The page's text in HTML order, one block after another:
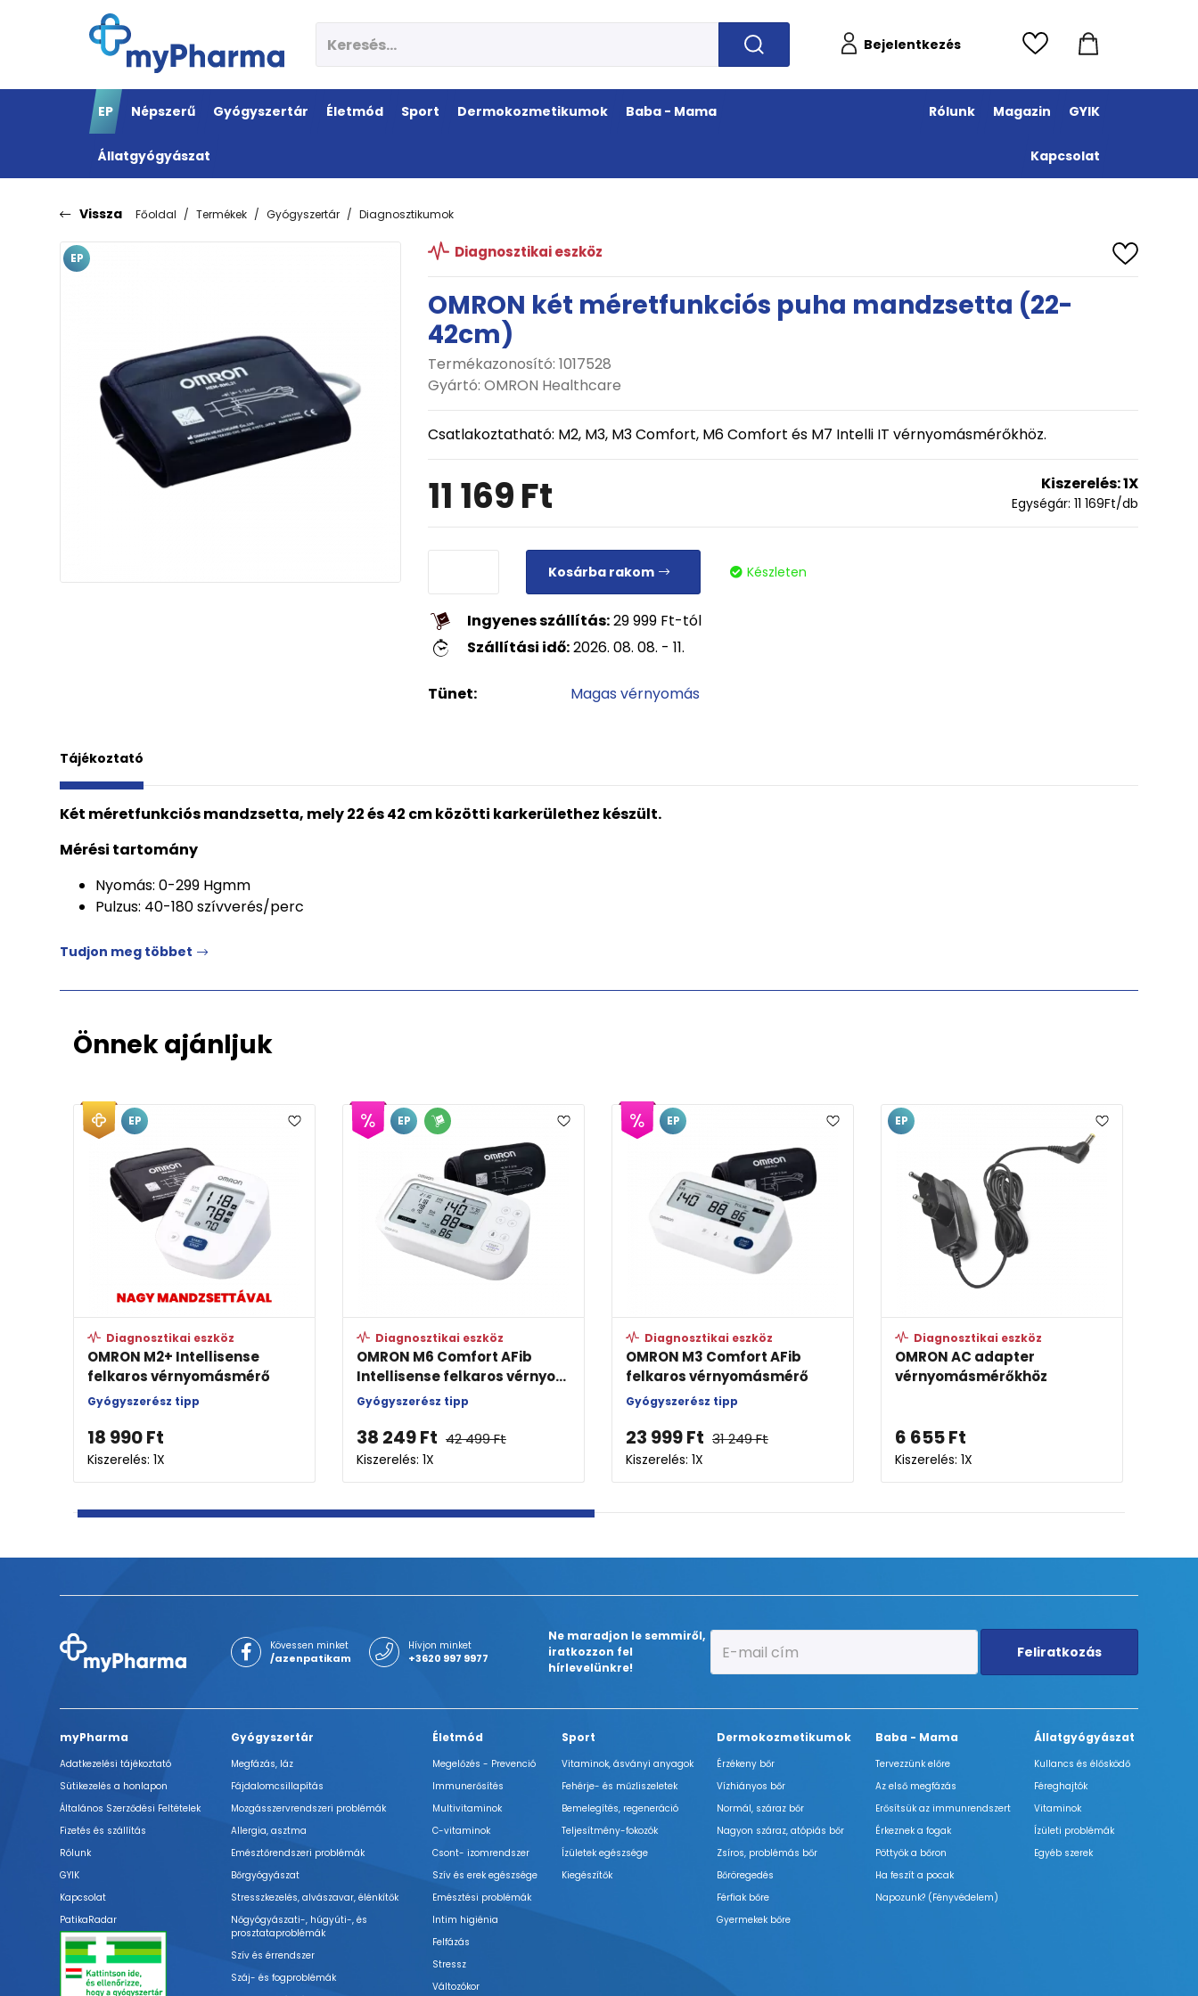
Bejelentkezés
EP Népszerű Gyógyszertár Életmód Sport Dermokozmetikumok Baba - Mama
Állatgyógyászat
Rólunk Magazin GYIK
Kapcsolat
Vissza Főoldal Termékek Gyógyszertár Diagnosztikumok
EP Diagnosztikai eszköz
OMRON két méretfunkciós puha mandzsetta (22-
42cm)
Termékazonosító: 1017528
Gyártó:OMRON Healthcare
Csatlakoztatható: M2, M3, M3 Comfort, M6 Comfort és M7 Intelli IT vérnyomásmérőkhöz.
11 169Ft Kiszerelés:1X
Egységár: 11 169Ft/db
Kosárba rakom Készleten
Ingyenes szállítás:29 999 Ft-tól
Szállítási idő:2026. 08. 08. - 11.
Tünet: Magas vérnyomás
Tájékoztató
Két méretfunkciós mandzsetta, mely 22 és 42 cm közötti karkerülethez készült.
Mérési tartomány
Nyomás: 0-299 Hgmm
Pulzus: 40-180 szívverés/perc
Tudjon meg többet
Önnek ajánljuk
Diagnosztikai eszköz
OMRON M2+ Intellisense
felkaros vérnyomásmérő
Gyógyszerész tipp
18 990Ft
Kiszerelés: 1X
EP
Diagnosztikai eszköz
OMRON M6 Comfort AFib
Intellisense felkaros vérnyo...
Gyógyszerész tipp
38 249Ft 42 499Ft
Kiszerelés: 1X
Diagnosztikai eszköz
OMRON M3 Comfort AFib
felkaros vérnyomásmérő
Gyógyszerész tipp
23 999Ft 31 249Ft
Kiszerelés: 1X
Diagnosztikai eszköz
OMRON AC adapter
vérnyomásmérőkhöz
6 655Ft
Kiszerelés: 1X
Kövessen minket
/azenpatikam
Hívjon minket
+3620 997 9977
Ne maradjon le semmiről,
iratkozzon fel
hírlevelünkre!
Feliratkozás
myPharma
Adatkezelési tájékoztató
Sütikezelés a honlapon
Általános Szerződési Feltételek
Fizetés és szállítás
Rólunk
GYIK
Kapcsolat
PatikaRadar
Gyógyszertár
Megfázás, láz
Fájdalomcsillapítás
Mozgásszervrendszeri problémák
Allergia, asztma
Emésztőrendszeri problémák
Bőrgyógyászat
Stresszkezelés, alvászavar, élénkítők
Nőgyógyászati-, húgyúti-, és
prosztataproblémák
Szív és érrendszer
Száj- és fogproblémák
Életmód
Megelőzés - Prevenció
Immunerősítés
Multivitaminok
C-vitaminok
Csont- izomrendszer
Szív és erek egészsége
Emésztési problémák
Intim higiénia
Felfázás
Stressz
Változókor
Sport
Vitaminok, ásványi anyagok
Fehérje- és műzliszeletek
Bemelegítés, regeneráció
Teljesítmény-fokozók
Ízületek egészsége
Kiegészítők
Dermokozmetikumok
Érzékeny bőr
Vízhiányos bőr
Normál, száraz bőr
Nagyon száraz, atópiás bőr
Zsíros, problémás bőr
Bőröregedés
Férfiak bőre
Gyermekek bőre
Baba - Mama
Tervezzünk előre
Az első megfázás
Erősítsük az immunrendszert
Érkeznek a fogak
Pöttyök a bőron
Ha feszít a pocak
Napozunk? (Fényvédelem)
Állatgyógyászat
Kullancs és élősködő
Féreghajtók
Vitaminok
Ízületi problémák
Egyéb szerek